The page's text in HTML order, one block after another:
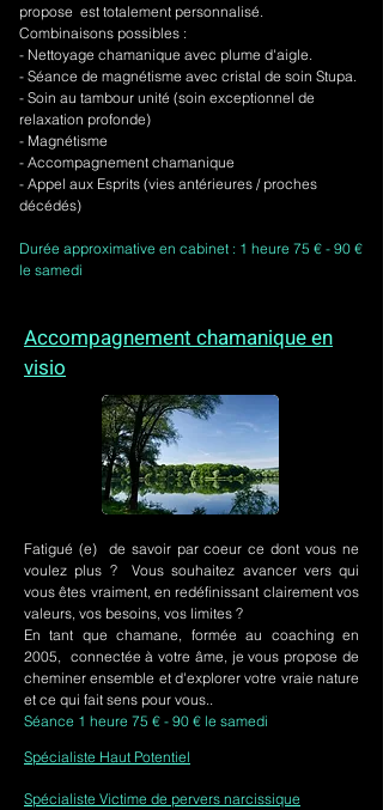
propose est totalement personnalisé.
Combinaisons possibles :
- Nettoyage chamanique avec plume d'aigle.
- Séance de magnétisme avec cristal de soin Stupa.
- Soin au tambour unité (soin exceptionnel de
relaxation profonde)
- Magnétisme
- Accompagnement chamanique
- Appel aux Esprits (vies antérieures / proches
décédés)
Durée approximative en cabinet : 1 heure 75 € - 90 €
le samedi
Accompagnement chamanique en
visio
Fatigué (e) de savoir par coeur ce dont vous ne
voulez plus ? Vous souhaitez avancer vers qui
vous êtes vraiment, en redéfinissant clairement vos
valeurs, vos besoins, vos limites ?
En tant que chamane, formée au coaching en
2005, connectée à votre âme, je vous propose de
cheminer ensemble et d'explorer votre vraie nature
et ce qui fait sens pour vous..
Séance 1 heure 75 € - 90 € le samedi
Spécialiste Haut Potentiel
Spécialiste Victime de pervers narcissique